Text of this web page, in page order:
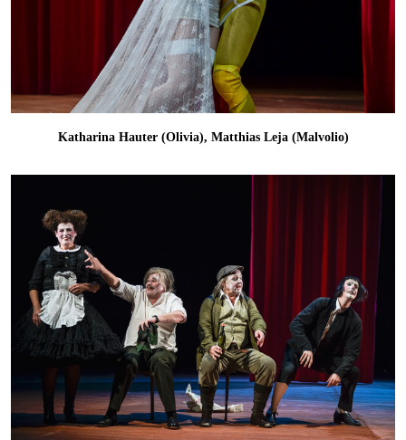
Katharina Hauter (Olivia), Matthias Leja (Malvolio)